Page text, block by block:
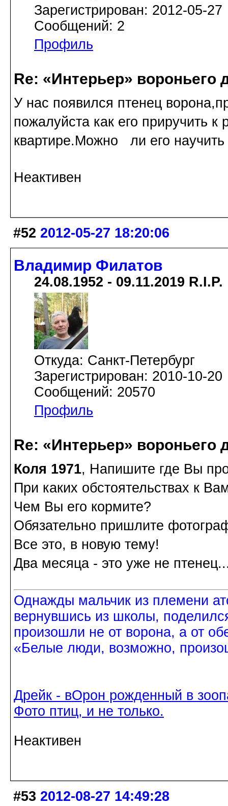
Зарегистрирован: 2012-05-27
Сообщений: 2
Профиль
Re: «Интерьер» вороньего
У нас появился птенец
пожалуйста как его приручить к
квартире.Можно ли его научить
Неактивен
#52 2012-05-27 18:20:06
Владимир Филатов
24.08.1952 - 09.11.2019 R.I.P.
Откуда: Санкт-Петербург
Зарегистрирован: 2010-10-20
Сообщений: 20570
Профиль
Re: «Интерьер» вороньего
Коля 1971, Напишите где Вы
При каких обстоятельствах к
Чем Вы его кормите?
Обязательно пришлите
Все это, в новую тему!
Два месяца - это уже не
Однажды мальчик из племени
вернувшись из школы,
произошли не от ворона, а от
«Белые люди, возможно,
Дрейк - вОрон рожденный в
Фото птиц, и не только.
Неактивен
#53 2012-08-27 14:49:28